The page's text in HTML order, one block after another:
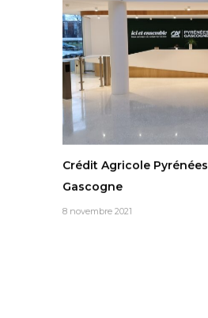
Crédit Agricole Pyrénées
Gascogne
8 novembre 2021